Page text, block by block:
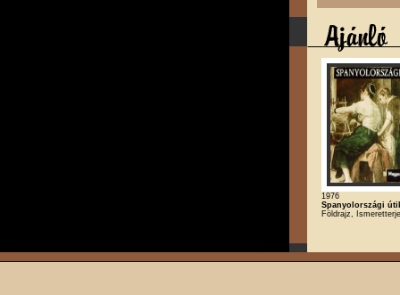
1976
Spanyolországi
Földrajz,